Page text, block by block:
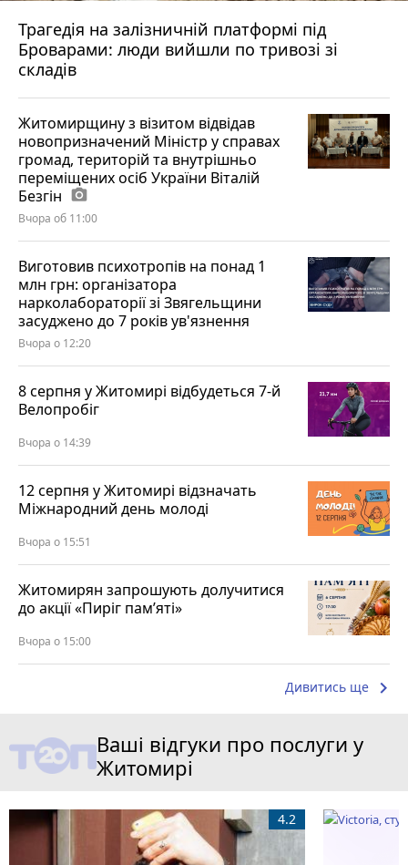
Трагедія на залізничній платформі під
Броварами: люди вийшли по тривозі зі
складів
Житомирщину з візитом відвідав
новопризначений Міністр у справах
громад, територій та внутрішньо
переміщених осіб України Віталій
Безгін photo_camera
Вчора об 11:00
Виготовив психотропів на понад 1
млн грн: організатора
нарколабораторії зі Звягельщини
засуджено до 7 років ув'язнення
Вчора о 12:20
8 серпня у Житомирі відбудеться 7-й
Велопробіг
Вчора о 14:39
12 серпня у Житомирі відзначать
Міжнародний день молоді
Вчора о 15:51
Житомирян запрошують долучитися
до акції «Пиріг пам’яті»
Вчора о 15:00
Дивитись ще keyboard_arrow_right
Ваші відгуки про послуги у
Житомирі
4.2